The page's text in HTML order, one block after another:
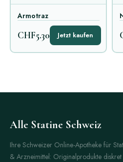
Armotraz
CHF5.30 Jetzt kaufen
Alle Statine Schweiz
Ihre Schweizer Online-Apotheke für
& Arzneimittel: Originalprodukte